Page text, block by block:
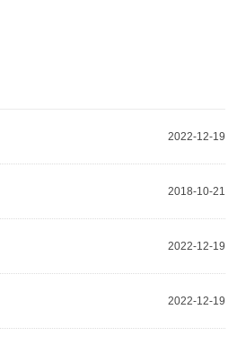
2022-12-19
2018-10-21
2022-12-19
2022-12-19